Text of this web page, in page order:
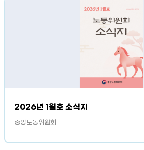
2026년 1월호 소식지
중앙노동위원회